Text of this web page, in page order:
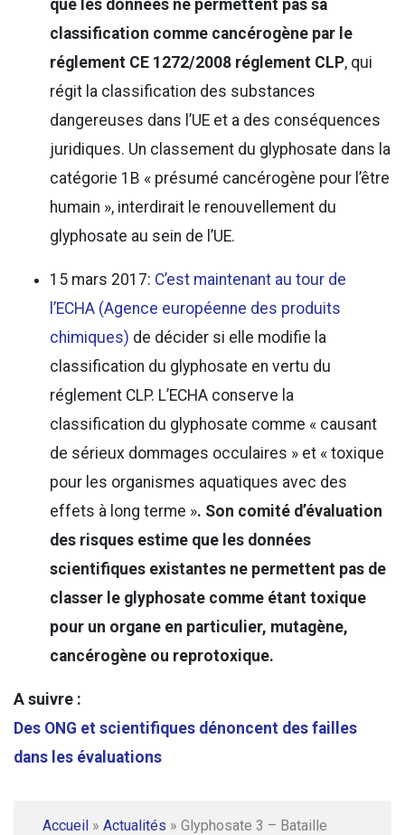
que les données ne permettent pas sa
classification comme cancérogène par le
réglement CE 1272/2008 réglement CLP, qui
régit la classification des substances
dangereuses dans l’UE et a des conséquences
juridiques. Un classement du glyphosate dans la
catégorie 1B « présumé cancérogène pour l’être
humain », interdirait le renouvellement du
glyphosate au sein de l’UE.
15 mars 2017: C’est maintenant au tour de
l’ECHA (Agence européenne des produits
chimiques) de décider si elle modifie la
classification du glyphosate en vertu du
réglement CLP. L’ECHA conserve la
classification du glyphosate comme « causant
de sérieux dommages occulaires » et « toxique
pour les organismes aquatiques avec des
effets à long terme ». Son comité d’évaluation
des risques estime que les données
scientifiques existantes ne permettent pas de
classer le glyphosate comme étant toxique
pour un organe en particulier, mutagène,
cancérogène ou reprotoxique.
A suivre :
Des ONG et scientifiques dénoncent des failles
dans les évaluations
Accueil » Actualités » Glyphosate 3 – Bataille